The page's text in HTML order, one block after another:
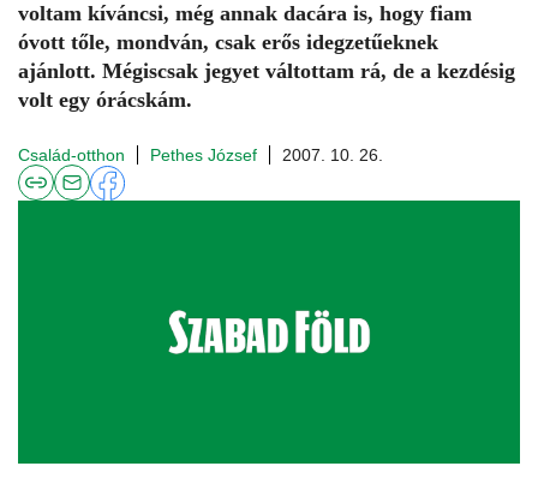
voltam kíváncsi, még annak dacára is, hogy fiam
óvott tőle, mondván, csak erős idegzetűeknek
ajánlott. Mégiscsak jegyet váltottam rá, de a kezdésig
volt egy órácskám.
Család-otthon Pethes József 2007. 10. 26.